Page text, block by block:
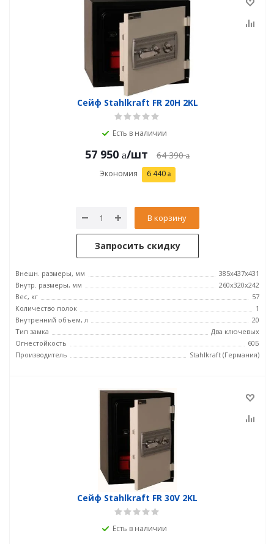
Сейф Stahlkraft FR 20H 2KL
Есть в наличии
57 950 /шт 64 390
Экономия 6 440
В корзину
Запросить скидку
Внешн. размеры, мм
385x437x431
Внутр. размеры, мм
260x320x242
Вес, кг
57
Количество полок
1
Внутренний объем, л
20
Тип замка
Два ключевых
Огнестойкость
60Б
Производитель
Stahlkraft (Германия)
Сейф Stahlkraft FR 30V 2KL
Есть в наличии